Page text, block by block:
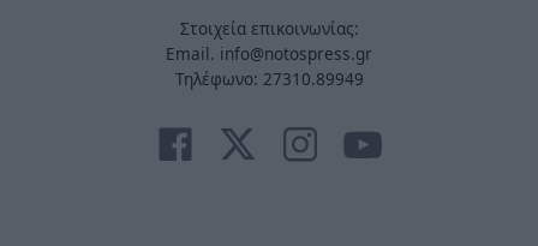
Στοιχεία επικοινωνίας:
Email. info@notospress.gr
Τηλέφωνο: 27310.89949